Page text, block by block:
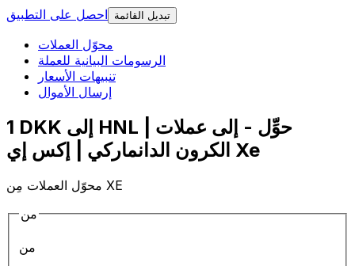
احصل على التطبيق
تبديل القائمة
محوّل العملات
الرسومات البيانية للعملة
تنبيهات الأسعار
إرسال الأموال
1 DKK إلى HNL | حوِّل - إلى عملات
الكرون الدانماركي | إكس إي Xe
محوّل العملات مِن XE
من
من